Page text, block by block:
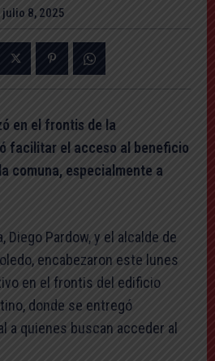
julio 8, 2025
en el frontis de la
facilitar el acceso al beneficio
comuna, especialmente a
Diego Pardow, y el alcalde de
encabezaron este lunes
en el frontis del edificio
donde se entregó
a quienes buscan acceder al